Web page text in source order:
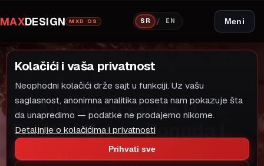
MAXDESIGN MXD OS SR / EN Meni
AI AUTOMATIZACIJA
LOKALNI MODEL RASTA
AI Automatizacija U
Opštini Brus - Ponuda I
Konsultacije
Kolačići i vaša privatnost
Neophodni kolačići drže sajt u funkciji. Uz vašu
saglasnost, anonimna analitika poseta nam pokazuje šta
da unapredimo — podatke ne prodajemo nikome.
Detaljnije o kolačićima i privatnosti
Prihvati sve